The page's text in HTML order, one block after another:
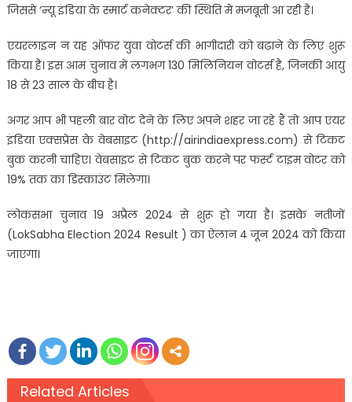
जिससे ‘न्यू इंडिया के स्मार्ट कनेक्टर’ की स्थिति में मजबूती आ रही है।
एयरलाइन न यह ऑफर युवा वोटर्स की भागीदारी को बढ़ाने के लिए शुरू
किया है। इस आम चुनाव में लगभग 130 मिलिनियन वोटर्स है, जिनकी आयु
18 से 23 साल के बीच है।
अगर आप भी पहली बार वोट देने के लिए अपने शहर जा रहे हैं तो आप एयर
इंडिया एक्सप्रेस के वेबसाइट (http://airindiaexpress.com) से टिकट
बुक करनी चाहिए। वेबसाइट से टिकट बुक करने पर फर्स्ट टाइम वोटर को
19% तक का डिस्काउंट मिलेगा।
लोकसभा चुनाव 19 अप्रैल 2024 से शुरू हो गया है। इसके नतीजों
(LokSabha Election 2024 Result ) का ऐलान 4 जून 2024 को किया
जाएगा।
Related Articles